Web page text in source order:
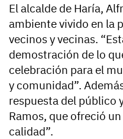
El alcalde de Haría,
ambiente vivido en la
vecinos y vecinas.
demostración de lo
celebración para el
y comunidad”.
respuesta del público
Ramos, que ofreció
calidad”.